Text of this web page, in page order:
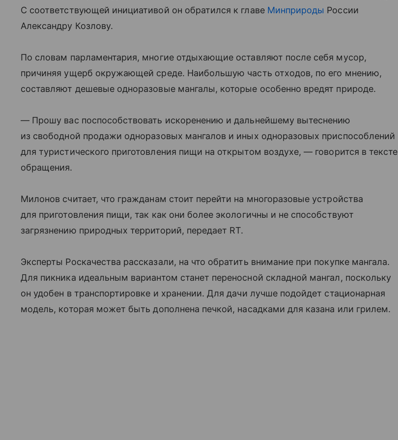
С соответствующей инициативой он обратился к главе Минприроды России
Александру Козлову.
По словам парламентария, многие отдыхающие оставляют после себя мусор,
причиняя ущерб окружающей среде. Наибольшую часть отходов, по его мнению,
составляют дешевые одноразовые мангалы, которые особенно вредят природе.
— Прошу вас поспособствовать искоренению и дальнейшему вытеснению
из свободной продажи одноразовых мангалов и иных одноразовых приспособлений
для туристического приготовления пищи на открытом воздухе, — говорится в тексте
обращения.
Милонов считает, что гражданам стоит перейти на многоразовые устройства
для приготовления пищи, так как они более экологичны и не способствуют
загрязнению природных территорий, передает RT.
Эксперты Роскачества рассказали, на что обратить внимание при покупке мангала.
Для пикника идеальным вариантом станет переносной складной мангал, поскольку
он удобен в транспортировке и хранении. Для дачи лучше подойдет стационарная
модель, которая может быть дополнена печкой, насадками для казана или грилем.